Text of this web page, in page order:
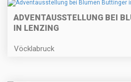
ADVENTAUSSTELLUNG BEI
IN LENZING
Vöcklabruck